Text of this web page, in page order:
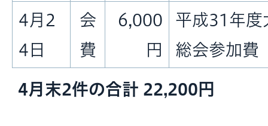
4月2
4日
会
費
6,000
円
平成31年度
総会参加費
4月末2件の合計 22,200円